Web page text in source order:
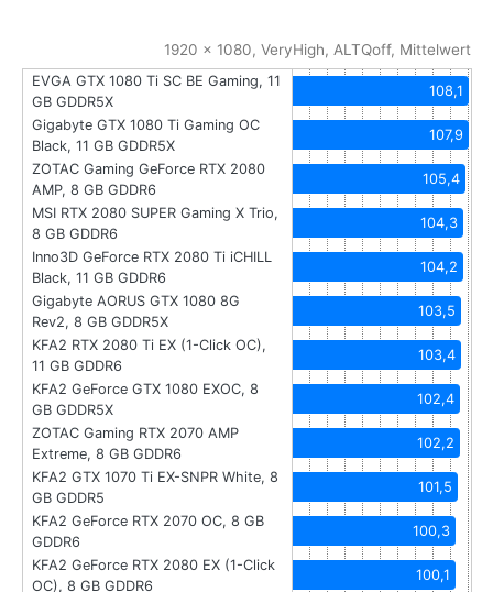
1920 x 1080, VeryHigh, ALTQoff, Mittelwert
EVGA GTX 1080 Ti SC BE Gaming, 11
GB GDDR5X
108,1
Gigabyte GTX 1080 Ti Gaming OC
Black, 11 GB GDDR5X
107,9
ZOTAC Gaming GeForce RTX 2080
AMP, 8 GB GDDR6
105,4
MSI RTX 2080 SUPER Gaming X Trio,
8 GB GDDR6
104,3
Inno3D GeForce RTX 2080 Ti iCHILL
Black, 11 GB GDDR6
104,2
Gigabyte AORUS GTX 1080 8G
Rev2, 8 GB GDDR5X
103,5
KFA2 RTX 2080 Ti EX (1-Click OC),
11 GB GDDR6
103,4
KFA2 GeForce GTX 1080 EXOC, 8
GB GDDR5X
102,4
ZOTAC Gaming RTX 2070 AMP
Extreme, 8 GB GDDR6
102,2
KFA2 GTX 1070 Ti EX-SNPR White, 8
GB GDDR5
101,5
KFA2 GeForce RTX 2070 OC, 8 GB
GDDR6
100,3
KFA2 GeForce RTX 2080 EX (1-Click
OC), 8 GB GDDR6
100,1